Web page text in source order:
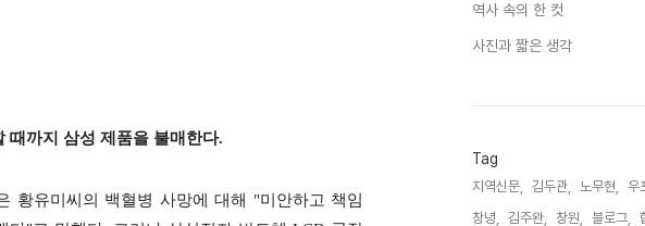
때까지 삼성 제품을 불매한다.
황유미씨의 백혈병 사망에 대해 "미안하고 책임
역사 속의 한 컷
사진과 짧은 생각
Tag
지역신문, 김두관, 노무현, 우
창녕,
김주완, 창원, 블로그,